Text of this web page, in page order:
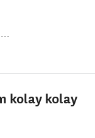
kolay kolay